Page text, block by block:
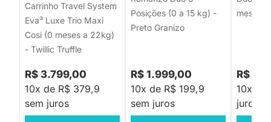
Carrinho Travel System
Eva³ Luxe Trio Maxi
Cosi (0 meses a 22kg)
- Twillic Truffle
R$ 3.799,00
10x de R$ 379,9
sem juros
Posições (0 a 15 kg) -
Preto Granizo
R$ 1.999,00
10x de R$ 199,9
sem juros
meses
R$
10x de
juros